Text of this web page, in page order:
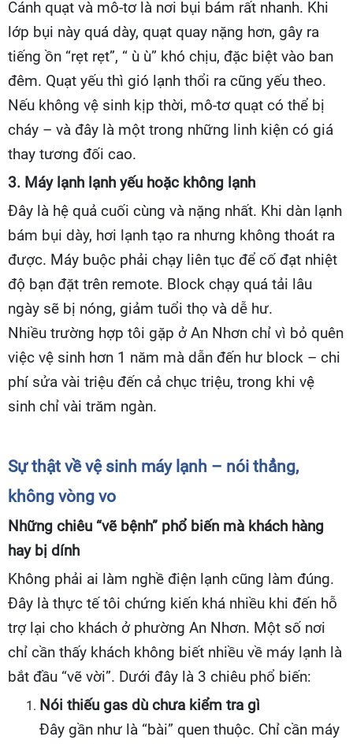
Cánh quạt và mô-tơ là nơi bụi bám rất nhanh. Khi
lớp bụi này quá dày, quạt quay nặng hơn, gây ra
tiếng ồn “rẹt rẹt”, “ ù ù” khó chịu, đặc biệt vào ban
đêm. Quạt yếu thì gió lạnh thổi ra cũng yếu theo.
Nếu không vệ sinh kịp thời, mô-tơ quạt có thể bị
cháy – và đây là một trong những linh kiện có giá
thay tương đối cao.
3. Máy lạnh lạnh yếu hoặc không lạnh
Đây là hệ quả cuối cùng và nặng nhất. Khi dàn lạnh
bám bụi dày, hơi lạnh tạo ra nhưng không thoát ra
được. Máy buộc phải chạy liên tục để cố đạt nhiệt
độ bạn đặt trên remote. Block chạy quá tải lâu
ngày sẽ bị nóng, giảm tuổi thọ và dễ hư.
Nhiều trường hợp tôi gặp ở An Nhơn chỉ vì bỏ quên
việc vệ sinh hơn 1 năm mà dẫn đến hư block – chi
phí sửa vài triệu đến cả chục triệu, trong khi vệ
sinh chỉ vài trăm ngàn.
Sự thật về vệ sinh máy lạnh – nói thẳng,
không vòng vo
Những chiêu “vẽ bệnh” phổ biến mà khách hàng
hay bị dính
Không phải ai làm nghề điện lạnh cũng làm đúng.
Đây là thực tế tôi chứng kiến khá nhiều khi đến hỗ
trợ lại cho khách ở phường An Nhơn. Một số nơi
chỉ cần thấy khách không biết nhiều về máy lạnh là
bắt đầu “vẽ vời”. Dưới đây là 3 chiêu phổ biến:
Nói thiếu gas dù chưa kiểm tra gì
Đây gần như là “bài” quen thuộc. Chỉ cần máy